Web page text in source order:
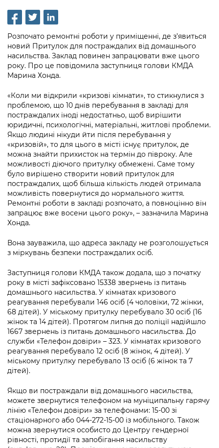
Проєкти розпоряджень, що
перебувають на погодженні КМВА
Рішення Київради
Контактна інформація
Графік роботи та прийому громадян
Вакансії
Статистика
Звернення громадян
Регуляторна діяльність
Промисловість і наука Києва
Підприємства, установи, організації
Kyiv International Relations
Гендерна політика
Безбар'єрність
Київська міська військова адміністрація
Освіта та навчальні заклади
Навколишнє середовище міста
Містобудування та земельні ділянки
Бізнес та ліцензування
Фінанси та бюджет
Безпека та правопорядок
Ритуальні послуги
Іноземцям / For foreigners
Пам'ятки культурної спадщини
Безбар'єрність
Портал послуг
Міський застосунок Київ Цифровий
Важливе під час воєнного стану
Громадська експертиза
Консультації з громадськістю
Громадська рада
Відкритий бюджет
Контактний центр
Допомога учасникам АТО
Рада з питань внутрішньо переміщених
осіб при Київській міській військовій
адміністрації
«Ініціатива «Партнерство «Відкритий
Уряд» – місцевий рівень»
Важливе під час воєнного стану
Інформація з обмеженим доступом
Подати запит онлайн
Проекти нормативно-правових та
інших актів
Нормативна база
Питання і відповіді про публічну
інформацію
Порядок оскарження рішень, дій чи
бездіяльності розпорядників інформації
Звіти про опрацювання запитів на
публічну інформацію
Інформація для споживачів
Про відкриті дані
Портал даних Києва
Публічні дашборди
Медіагалерея
Підписатися на новини та анонси від
КМДА / Subscribe to announcements
from the KCSA
Порядок акредитації медіа /
Подати журналістський запит /
Submitting a media request
Зйомки в лікарнях в умовах воєнного
стану / Rules for media coverage of
hospitals at work under martial law
Контакти для медіа / Contacts for mass
media
Портал Послуг
Розпочато ремонтні роботи у приміщенні, де з’явиться
новий Притулок для постраждалих від домашнього
насильства. Заклад повинен запрацювати вже цього
року. Про це повідомила заступниця голови КМДА
Марина Хонда.
«Коли ми відкрили «кризові кімнати», то стикнулися з
проблемою, що 10 днів перебування в закладі для
постраждалих іноді недостатньо, щоб вирішити
юридичні, психологічні, матеріальні, житлові проблеми.
Якщо людині нікуди йти після перебування у
«кризовій», то для цього в місті існує притулок, де
можна знайти прихисток на термін до півроку. Але
можливості діючого притулку обмежені. Саме тому
було вирішено створити новий притулок для
постраждалих, щоб більша кількість людей отримала
можливість повернутися до нормального життя.
Ремонтні роботи в закладі розпочато, а повноцінно він
запрацює вже восени цього року», – зазначила Марина
Хонда.
Вона зауважила, що адреса закладу не розголошується
з міркувань безпеки постраждалих осіб.
Заступниця голови КМДА також додала, що з початку
року в місті зафіксовано 15338 звернень із питань
домашнього насильства. У кімнатах кризового
реагування перебували 146 осіб (4 чоловіки, 72 жінки,
68 дітей). У міському притулку перебувало 30 осіб (16
жінок та 14 дітей). Протягом липня до поліції надійшло
1667 звернень із питань домашнього насильства. До
служби «Телефон довіри» – 323. У кімнатах кризового
реагування перебувало 12 осіб (8 жінок, 4 дітей). У
міському притулку перебувало 13 осіб (6 жінок та 7
дітей).
Якщо ви постраждали від домашнього насильства,
можете звернутися телефоном на муніципальну гарячу
лінію «Телефон довіри» за телефонами: 15-00 зі
стаціонарного або 044-272-15-00 із мобільного. Також
можна звернутися особисто до Центру гендерної
рівності, протидії та запобігання насильству